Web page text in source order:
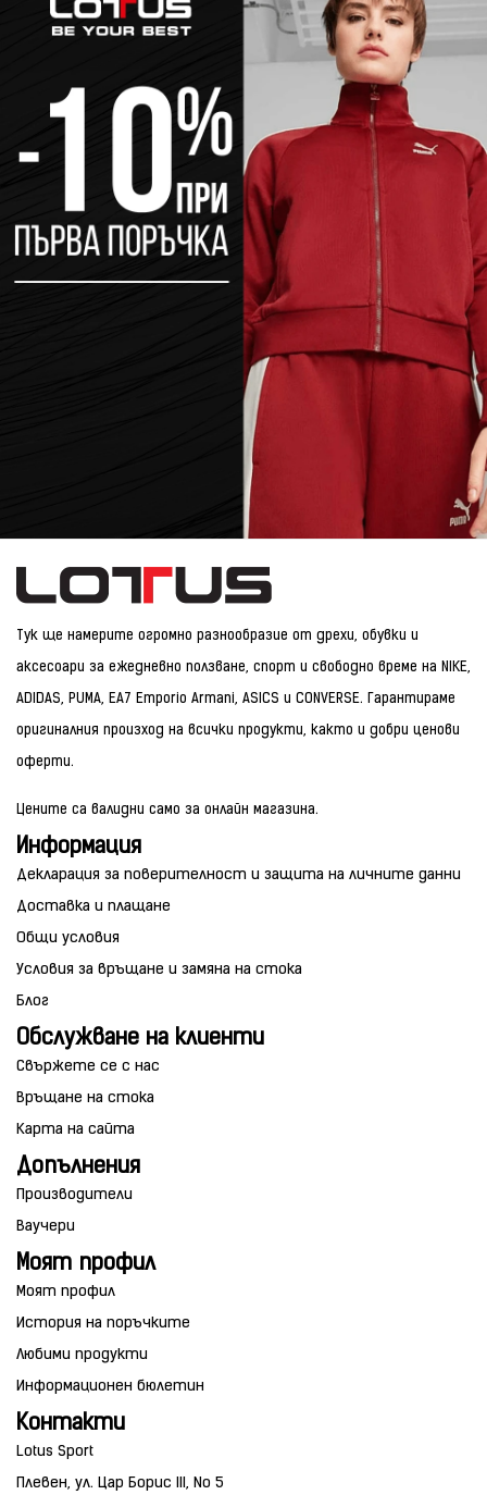
Тук ще намерите огромно разнообразие от дрехи, обувки и
аксесоари за ежедневно ползване, спорт и свободно време на NIKE,
ADIDAS, PUMA, EA7 Emporio Armani, ASICS и CONVERSE. Гарантираме
оригиналния произход на всички продукти, както и добри ценови
оферти.
Цените са валидни само за онлайн магазина.
Информация
Декларация за поверителност и защита на личните данни
Доставка и плащане
Общи условия
Условия за връщане и замяна на стока
Блог
Обслужване на клиенти
Свържете се с нас
Връщане на стока
Карта на сайта
Допълнения
Производители
Ваучери
Моят профил
Моят профил
История на поръчките
Любими продукти
Информационен бюлетин
Контакти
Lotus Sport
Плевен, ул. Цар Борис III, No 5